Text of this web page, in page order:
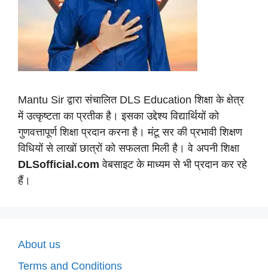
Mantu Sir द्वारा संचालित DLS Education शिक्षा के क्षेत्र
में उत्कृष्टता का प्रतीक है। इसका उद्देश्य विद्यार्थियों को
गुणवत्तापूर्ण शिक्षा प्रदान करना है। मंटू सर की प्रभावी शिक्षण
विधियों से लाखों छात्रों को सफलता मिली है। वे अपनी शिक्षा
DLSofficial.com वेबसाइट के माध्यम से भी प्रदान कर रहे
हैं।
About us
Terms and Conditions